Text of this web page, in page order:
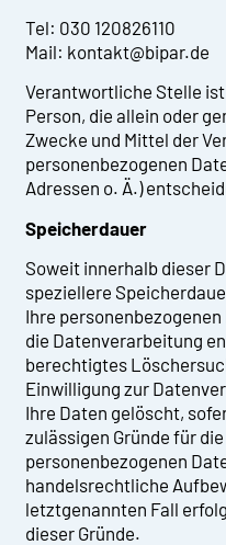
Tel: 030 120826110
Mail: kontakt@bipar.de
Verantwortliche Stelle
Person, die allein oder
Zwecke und Mittel der
personenbezogenen
Adressen o. Ä.)
Speicherdauer
Soweit innerhalb dieser
speziellere
Ihre
die Datenverarbeitung
berechtigtes
Einwilligung zur
Ihre Daten gelöscht,
zulässigen Gründe für
personenbezogenen
handelsrechtliche
letztgenannten Fall
dieser Gründe.